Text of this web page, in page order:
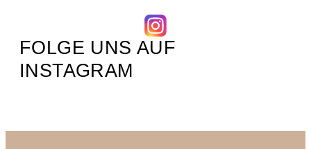
FOLGE UNS AUF
INSTAGRAM